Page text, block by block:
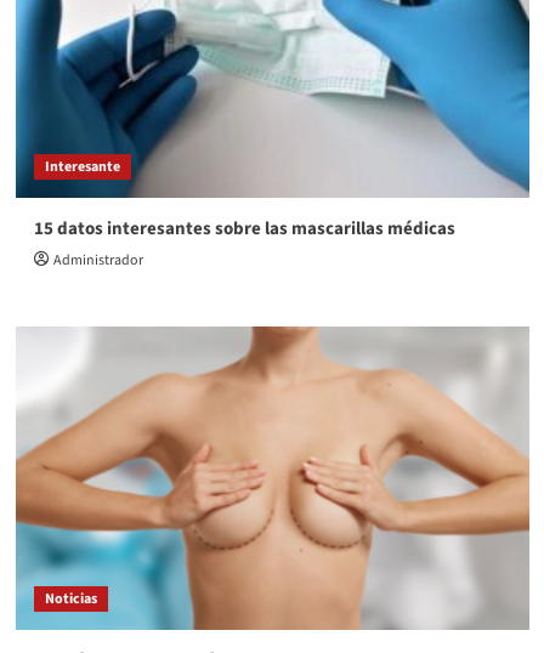
Interesante
15 datos interesantes sobre las mascarillas médicas
Administrador
Noticias